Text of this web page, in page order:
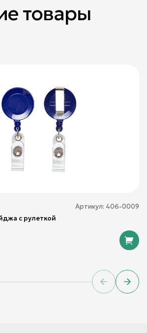
товары
Артикул: 406-0009
с рулеткой
Previous
Next